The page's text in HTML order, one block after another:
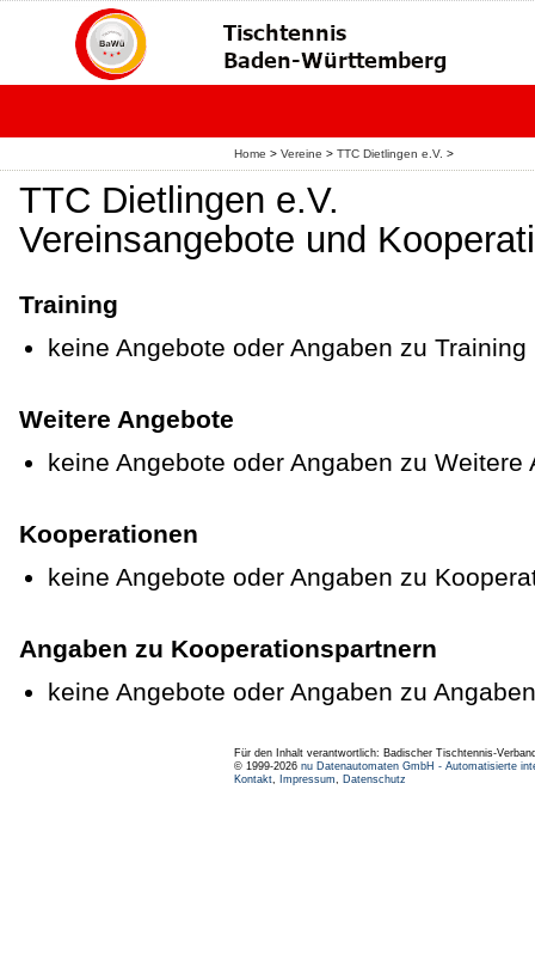
Home > Vereine > TTC Dietlingen e.V. >
TTC Dietlingen e.V.
Vereinsangebote und
Training
keine Angebote oder Angaben zu Training
Weitere Angebote
keine Angebote oder Angaben zu Weitere
Kooperationen
keine Angebote oder Angaben zu
Angaben zu Kooperationspartnern
keine Angebote oder Angaben zu
Für den Inhalt verantwortlich: Badischer Tischtennis-
© 1999-2026 nu Datenautomaten GmbH - Automatisierte
Kontakt, Impressum, Datenschutz